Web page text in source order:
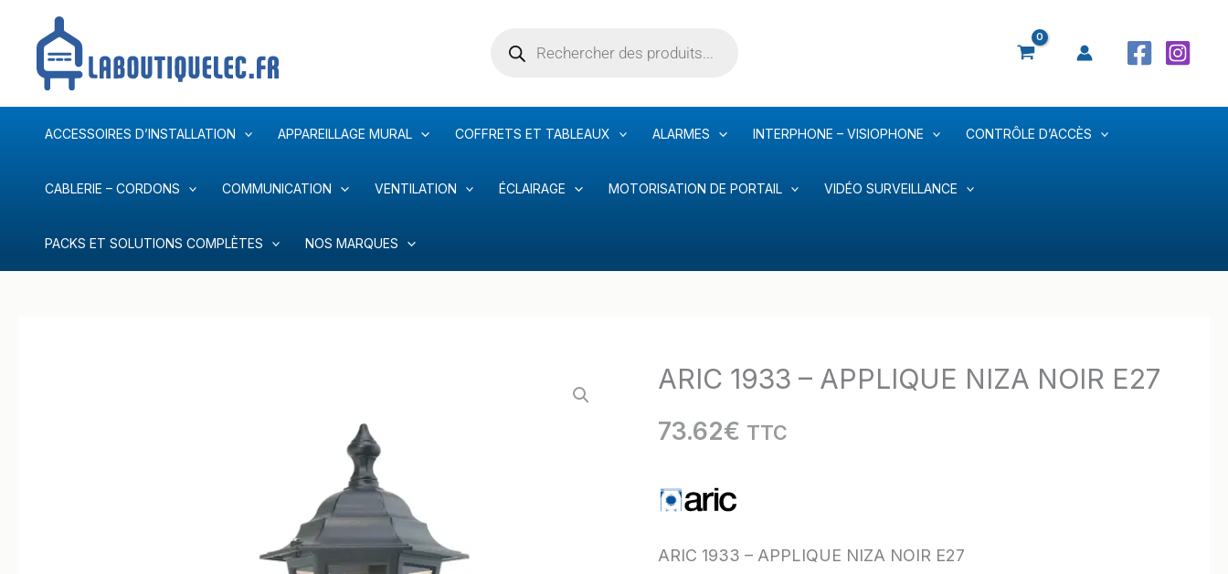
contenu
produits
ACCESSOIRES D’INSTALLATION APPAREILLAGE MURAL COFFRETS ET TABLEAUX ALARMES INTERPHONE – VISIOPHONE CONTRÔLE D’ACCÈS
CABLERIE – CORDONS COMMUNICATION VENTILATION ÉCLAIRAGE MOTORISATION DE PORTAIL VIDÉO SURVEILLANCE
PACKS ET SOLUTIONS COMPLÈTES NOS MARQUES
ARIC 1933 – APPLIQUE NIZA NOIR E27
73.62€ TTC
ARIC 1933 – APPLIQUE NIZA NOIR E27
quantité
ARIC
-
NIZA